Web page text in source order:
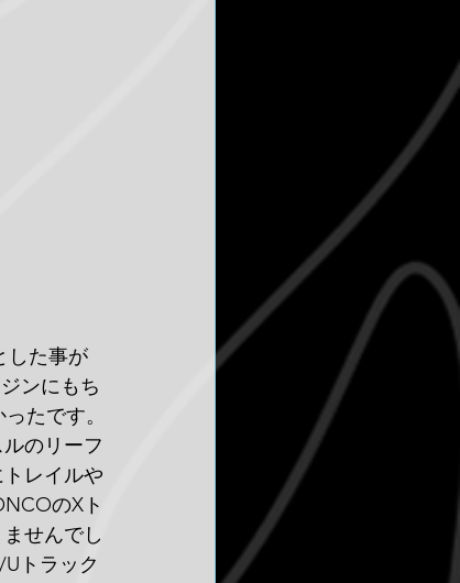
した事が
ンにもち
たです。
のリーフ
レイルや
のXト
せんでし
トラック